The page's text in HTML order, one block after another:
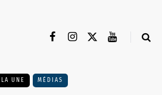
UNE MÉDIAS